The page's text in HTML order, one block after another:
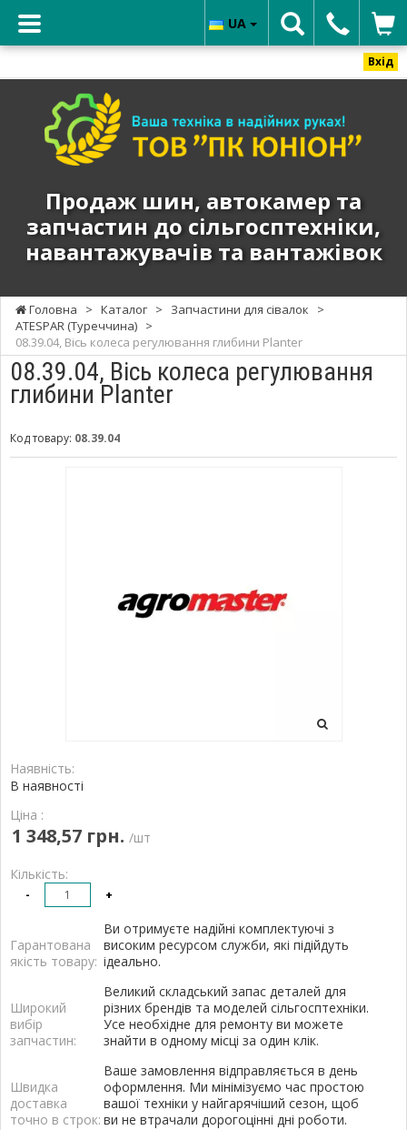
Вхід
ЮНИОН"
автокамер
до
сільгосптехніки,
навантажувачів
та
вантажівок
Продаж шин, автокамер та
запчастин до сільгосптехніки,
навантажувачів та вантажівок
UA
Головна > Каталог > Запчастини для сівалок
>
ATESPAR (Туреччина) >
08.39.04, Вісь колеса регулювання глибини Planter
08.39.04, Вісь колеса регулювання
глибини Planter
Код товару: 08.39.04
Наявність:
В наявності
Ціна :
1 348,57 грн. /шт
Кількість:
- +
Гарантована
якість товару:
Ви отримуєте надійні комплектуючі з
високим ресурсом служби, які підійдуть
ідеально.
Широкий
вибір
запчастин:
Великий складський запас деталей для
різних брендів та моделей сільгосптехніки.
Усе необхідне для ремонту ви можете
знайти в одному місці за один клік.
Швидка
доставка
точно в строк:
Ваше замовлення відправляється в день
оформлення. Ми мінімізуємо час простою
вашої техніки у найгарячіший сезон, щоб
ви не втрачали дорогоцінні дні роботи.